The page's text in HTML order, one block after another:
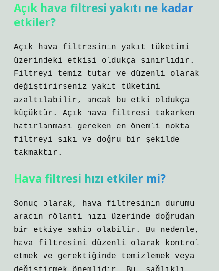
Açık hava filtresi yakıtı ne kadar
etkiler?
Açık hava filtresinin yakıt tüketimi
üzerindeki etkisi oldukça sınırlıdır.
Filtreyi temiz tutar ve düzenli olarak
değiştirirseniz yakıt tüketimi
azaltılabilir, ancak bu etki oldukça
küçüktür. Açık hava filtresi takarken
hatırlanması gereken en önemli nokta
filtreyi sıkı ve doğru bir şekilde
takmaktır.
Hava filtresi hızı etkiler mi?
Sonuç olarak, hava filtresinin durumu
aracın rölanti hızı üzerinde doğrudan
bir etkiye sahip olabilir. Bu nedenle,
hava filtresini düzenli olarak kontrol
etmek ve gerektiğinde temizlemek veya